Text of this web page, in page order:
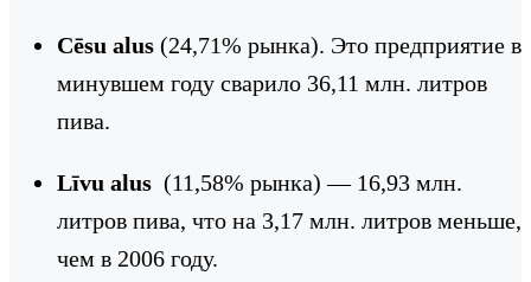
Cēsu alus (24,71% рынка). Это предприятие в
минувшем году сварило 36,11 млн. литров
пива.
Līvu alus (11,58% рынка) — 16,93 млн.
литров пива, что на 3,17 млн. литров меньше,
чем в 2006 году.